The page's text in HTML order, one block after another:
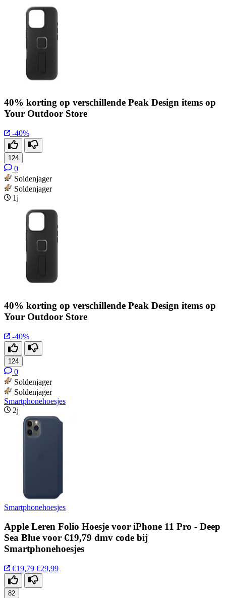
40% korting op verschillende Peak Design items op
Your Outdoor Store
-40%
124
0
Soldenjager
Soldenjager
1j
40% korting op verschillende Peak Design items op
Your Outdoor Store
-40%
124
0
Soldenjager
Soldenjager
Smartphonehoesjes
2j
Smartphonehoesjes
Apple Leren Folio Hoesje voor iPhone 11 Pro - Deep
Sea Blue voor €19,79 dmv code bij
Smartphonehoesjes
€19,79 €29,99
82